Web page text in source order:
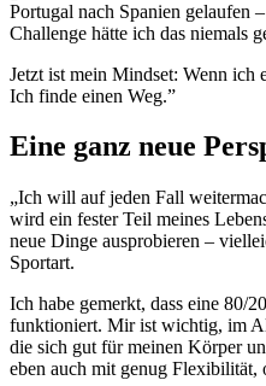
Portugal nach Spanien gelaufen
Challenge hätte ich das niemals
Jetzt ist mein Mindset: Wenn ich
Ich finde einen Weg.”
Eine ganz neue
„Ich will auf jeden Fall
wird ein fester Teil meines
neue Dinge ausprobieren –
Sportart.
Ich habe gemerkt, dass eine 80/
funktioniert. Mir ist wichtig, im
die sich gut für meinen Körper
eben auch mit genug Flexibilität,